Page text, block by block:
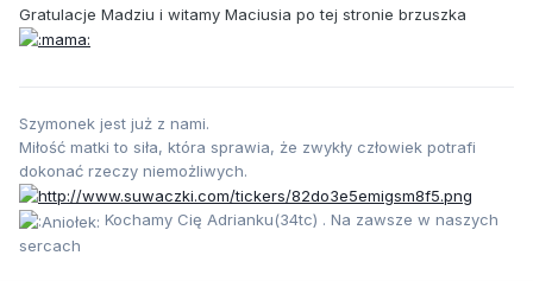
Gratulacje Madziu i witamy Maciusia po tej stronie brzuszka
Szymonek jest już z nami.
Miłość matki to siła, która sprawia, że zwykły człowiek potrafi
dokonać rzeczy niemożliwych.
Kochamy Cię Adrianku(34tc) . Na zawsze w naszych
sercach